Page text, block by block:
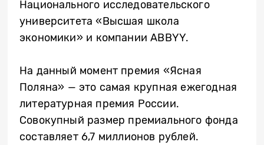
Национального исследовательского
университета «Высшая школа
экономики» и компании ABBYY.
На данный момент премия «Ясная
Поляна» — это самая крупная ежегодная
литературная премия России.
Совокупный размер премиального фонда
составляет 6,7 миллионов рублей.